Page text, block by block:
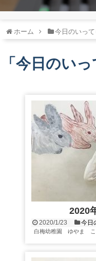
ホーム 今日のいっ
「 今日のい
2020
2020/1/23 今日
白梅幼稚園 ゆやま こ